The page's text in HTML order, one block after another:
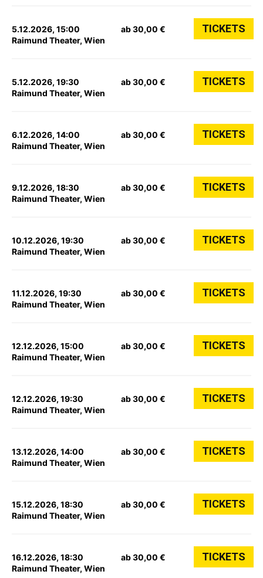
5.12.2026, 15:00
Raimund Theater, Wien
ab 30,00 € TICKETS
5.12.2026, 19:30
Raimund Theater, Wien
ab 30,00 € TICKETS
6.12.2026, 14:00
Raimund Theater, Wien
ab 30,00 € TICKETS
9.12.2026, 18:30
Raimund Theater, Wien
ab 30,00 € TICKETS
10.12.2026, 19:30
Raimund Theater, Wien
ab 30,00 € TICKETS
11.12.2026, 19:30
Raimund Theater, Wien
ab 30,00 € TICKETS
12.12.2026, 15:00
Raimund Theater, Wien
ab 30,00 € TICKETS
12.12.2026, 19:30
Raimund Theater, Wien
ab 30,00 € TICKETS
13.12.2026, 14:00
Raimund Theater, Wien
ab 30,00 € TICKETS
15.12.2026, 18:30
Raimund Theater, Wien
ab 30,00 € TICKETS
16.12.2026, 18:30
Raimund Theater, Wien
ab 30,00 € TICKETS